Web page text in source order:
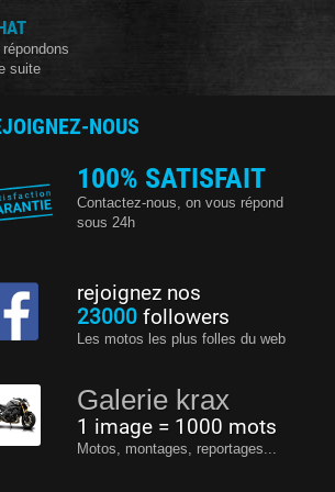
suite
NOUS
100% SATISFAIT
Contactez-nous, on vous répond
sous 24h
rejoignez nos
23000followers
Les motos les plus folles du web
Galerie krax
1 image = 1000 mots
Motos, montages, reportages...